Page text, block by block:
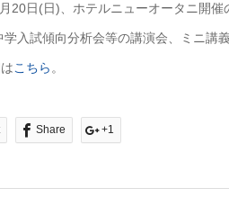
20日(日)、ホテルニューオータニ開催
学入試傾向分析会等の講演会、ミニ講
こちら 。
Share +1